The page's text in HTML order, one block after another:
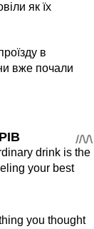
як їх
в
вже почали
drink is the
your best
you thought